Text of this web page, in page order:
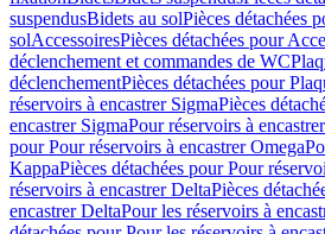
suspendusBidets au solPièces détachées
solAccessoiresPièces détachées pour
déclenchement et commandes de WC
déclenchementPièces détachées pour
réservoirs à encastrer SigmaPièces
encastrer SigmaPour réservoirs à
pour Pour réservoirs à encastrer Omega
KappaPièces détachées pour Pour
réservoirs à encastrer DeltaPièces
encastrer DeltaPour les réservoirs à